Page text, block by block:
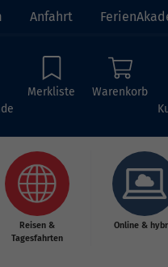
Anfahrt
Merkliste Warenkorb
Reisen &
Tagesfahrten
Online &